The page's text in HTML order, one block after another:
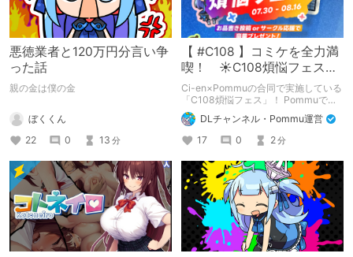
悪徳業者と120万円分言い争
った話
親の金は僕の金
ぼくくん
22
0 13 分
【 #C108 】コミケを全力満
喫！ ☀C108煩悩フェス☀
Pommu版のご案内
Ci-en×Pommuの合同で実施している
「C108煩悩フェス」！ Pommuでの
参加方法について、改めてこちらでも
ご案内いたします！
DLチャンネル・Pommu運営
17
0 2分